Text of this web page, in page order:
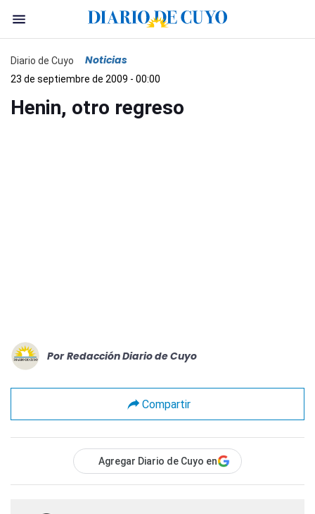
Diario de Cuyo Noticias
23 de septiembre de 2009 - 00:00
Henin, otro regreso
Por Redacción Diario de Cuyo
Compartir
Agregar Diario de Cuyo en